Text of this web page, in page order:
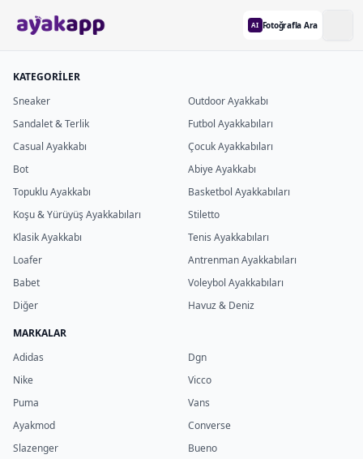
AI Fotoğrafla Ara
KATEGORİLER
Sneaker
Sandalet & Terlik
Casual Ayakkabı
Bot
Topuklu Ayakkabı
Koşu & Yürüyüş Ayakkabıları
Klasik Ayakkabı
Loafer
Babet
Diğer
Outdoor Ayakkabı
Futbol Ayakkabıları
Çocuk Ayakkabıları
Abiye Ayakkabı
Basketbol Ayakkabıları
Stiletto
Tenis Ayakkabıları
Antrenman Ayakkabıları
Voleybol Ayakkabıları
Havuz & Deniz
MARKALAR
Adidas
Nike
Puma
Ayakmod
Slazenger
Dgn
Vicco
Vans
Converse
Bueno